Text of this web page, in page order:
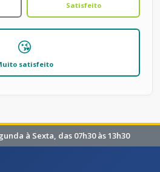
Satisfeito
😘
satisfeito
à Sexta, das 07h30 às 13h30